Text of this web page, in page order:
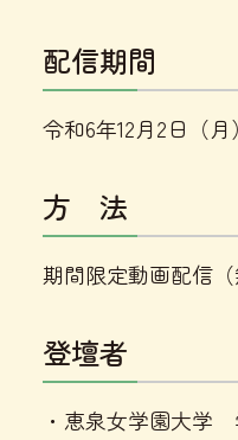
配信期間
令和6年12月2日（月
方 法
期間限定動画配信（
登壇者
・恵泉女学園大